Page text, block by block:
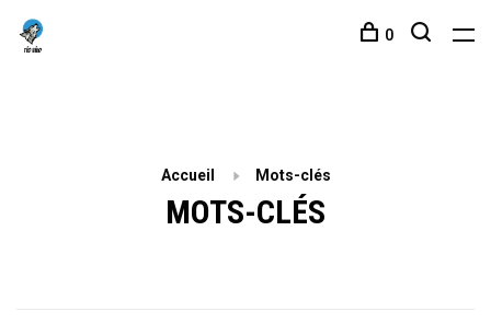
0
Accueil Mots-clés
MOTS-CLÉS